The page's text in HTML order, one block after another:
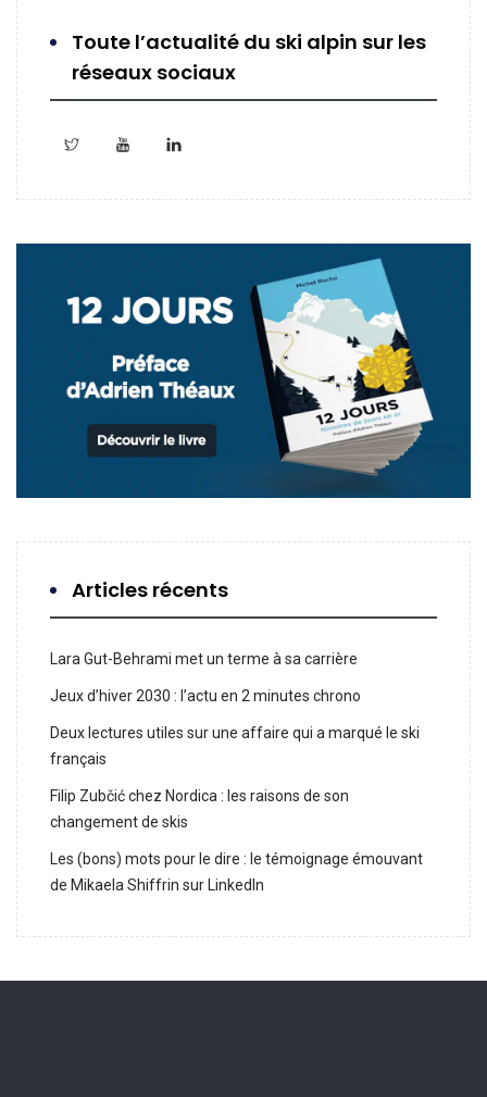
Toute l’actualité du ski alpin sur les
réseaux sociaux
Articles récents
Lara Gut-Behrami met un terme à sa carrière
Jeux d’hiver 2030 : l’actu en 2 minutes chrono
Deux lectures utiles sur une affaire qui a marqué le ski
français
Filip Zubčić chez Nordica : les raisons de son
changement de skis
Les (bons) mots pour le dire : le témoignage émouvant
de Mikaela Shiffrin sur LinkedIn